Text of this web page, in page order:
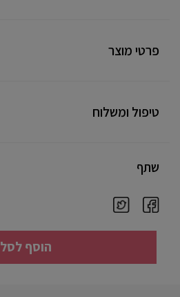
פרטי מוצר
טיפול ומשלוח
שתף
הוסף לסל